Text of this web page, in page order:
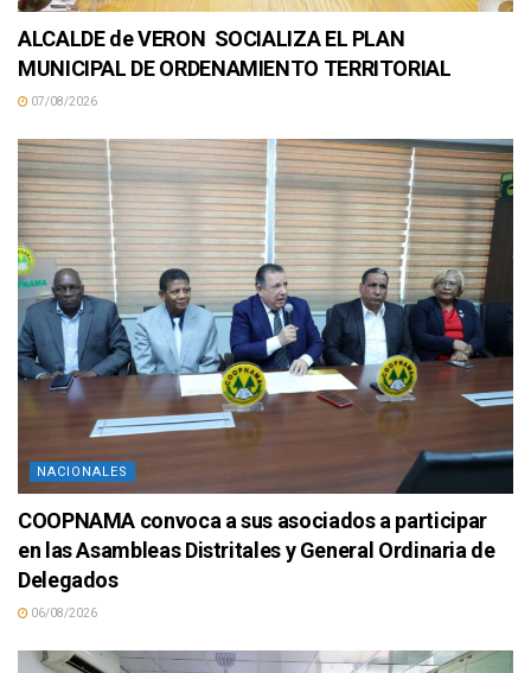
ALCALDE de VERON SOCIALIZA EL PLAN
MUNICIPAL DE ORDENAMIENTO TERRITORIAL
07/08/2026
NACIONALES
COOPNAMA convoca a sus asociados a participar
en las Asambleas Distritales y General Ordinaria de
Delegados
06/08/2026